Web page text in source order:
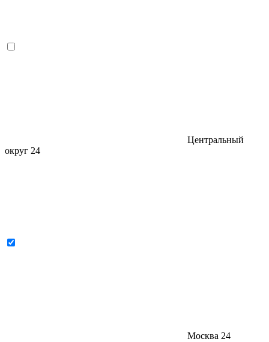
Центральный
округ 24
Москва 24